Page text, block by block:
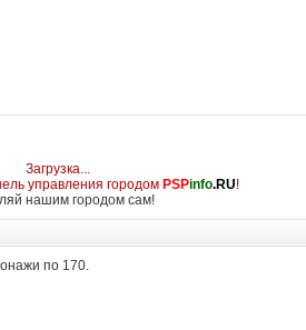
Загрузка...
управления городом PSPinfo.RU!
нашим городом сам!
по 170.